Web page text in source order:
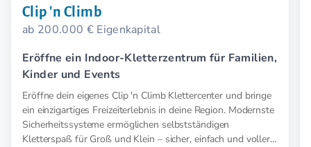
Clip 'n Climb
ab 200.000 € Eigenkapital
Eröffne ein Indoor-Kletterzentrum für Familien,
Kinder und Events
Eröffne dein eigenes Clip 'n Climb Klettercenter und bringe
ein einzigartiges Freizeiterlebnis in deine Region. Modernste
Sicherheitssysteme ermöglichen selbstständigen
Kletterspaß für Groß und Klein – sicher, einfach und voller